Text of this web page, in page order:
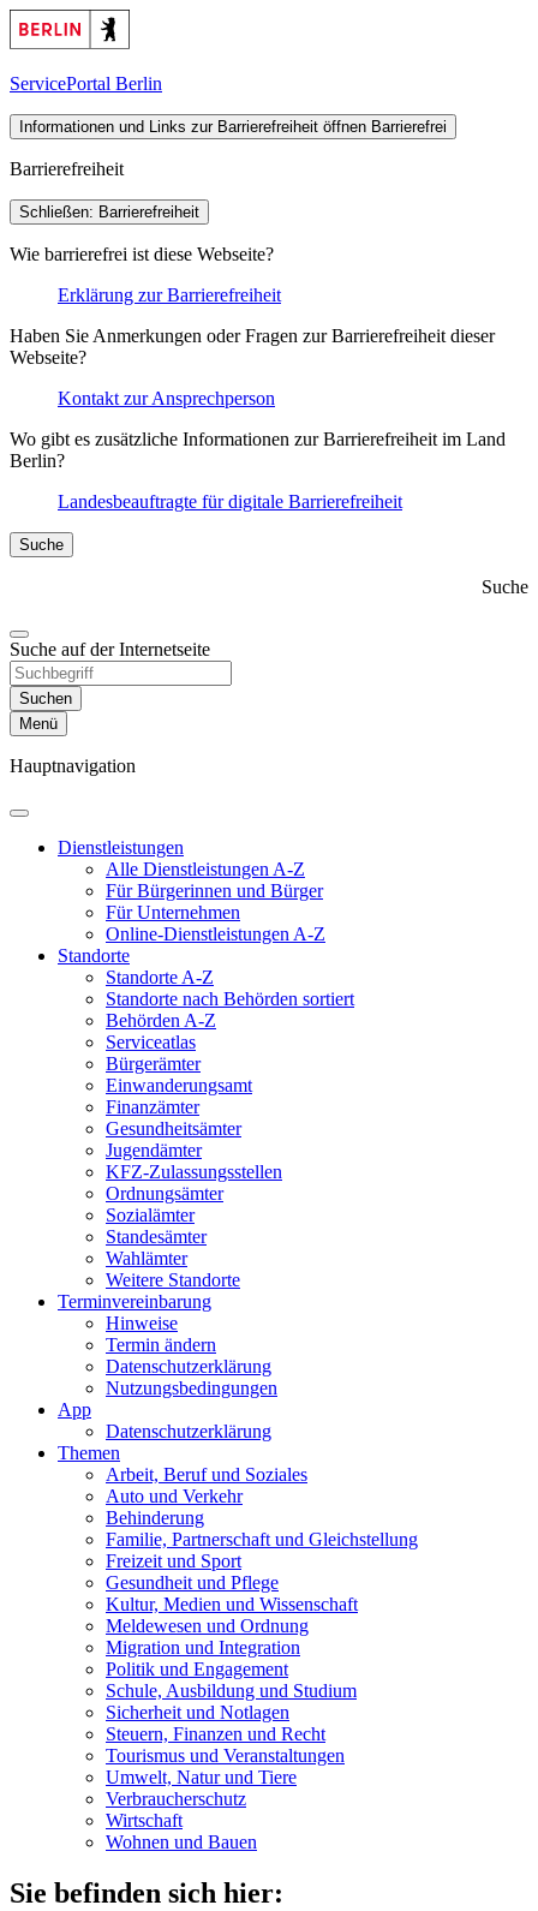
ServicePortal Berlin
Informationen und Links zur Barrierefreiheit öffnen Barrierefrei
Barrierefreiheit
Schließen: Barrierefreiheit
Wie barrierefrei ist diese Webseite?
Erklärung zur Barrierefreiheit
Haben Sie Anmerkungen oder Fragen zur Barrierefreiheit dieser
Webseite?
Kontakt zur Ansprechperson
Wo gibt es zusätzliche Informationen zur Barrierefreiheit im Land
Berlin?
Landesbeauftragte für digitale Barrierefreiheit
Suche
Suche
Suche auf der Internetseite
Suchen
Menü
Hauptnavigation
Dienst­leistungen
Alle Dienstleistungen A-Z
Für Bürgerinnen und Bürger
Für Unternehmen
Online-Dienstleistungen A-Z
Standorte
Standorte A-Z
Standorte nach Behörden sortiert
Behörden A-Z
Serviceatlas
Bürgerämter
Einwanderungs­amt
Finanzämter
Gesundheits­ämter
Jugendämter
KFZ-Zulassungs­stellen
Ordnungsämter
Sozialämter
Standesämter
Wahlämter
Weitere Standorte
Termin­vereinbarung
Hinweise
Termin ändern
Datenschutz­erklärung
Nutzungs­bedingungen
App
Daten­schutz­erklärung
Themen
Arbeit, Beruf und Soziales
Auto und Verkehr
Behinderung
Familie, Partnerschaft und Gleichstellung
Freizeit und Sport
Gesundheit und Pflege
Kultur, Medien und Wissenschaft
Meldewesen und Ordnung
Migration und Integration
Politik und Engagement
Schule, Ausbildung und Studium
Sicherheit und Notlagen
Steuern, Finanzen und Recht
Tourismus und Veranstaltungen
Umwelt, Natur und Tiere
Verbraucher­schutz
Wirtschaft
Wohnen und Bauen
Sie befinden sich hier: